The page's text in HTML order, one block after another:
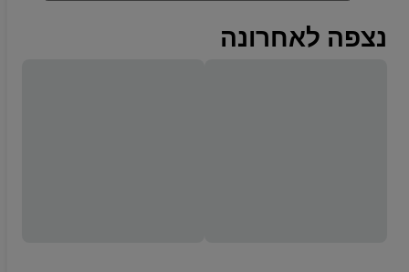
נצפה לאחרונה